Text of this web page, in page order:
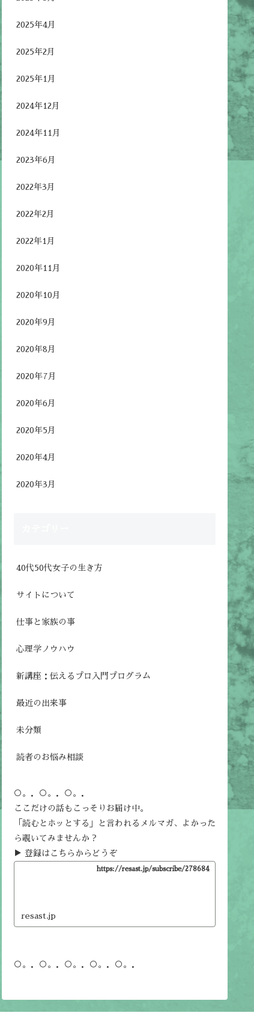
2025年4月
2025年2月
2025年1月
2024年12月
2024年11月
2023年6月
2022年3月
2022年2月
2022年1月
2020年11月
2020年10月
2020年9月
2020年8月
2020年7月
2020年6月
2020年5月
2020年4月
2020年3月
40代50代女子の生き方
サイトについて
仕事と家族の事
心理学ノウハウ
新講座：伝えるプロ入門プログラム
最近の出来事
未分類
読者のお悩み相談
○。．○。．○。．
ここだけの話もこっそりお届け中。
「読むとホッとする」と言われるメルマガ、よかった
ら覗いてみませんか？
▶ 登録はこちらからどうぞ
https://resast.jp/subscribe/278684
resast.jp
○。．○。．○。．○。．○。．